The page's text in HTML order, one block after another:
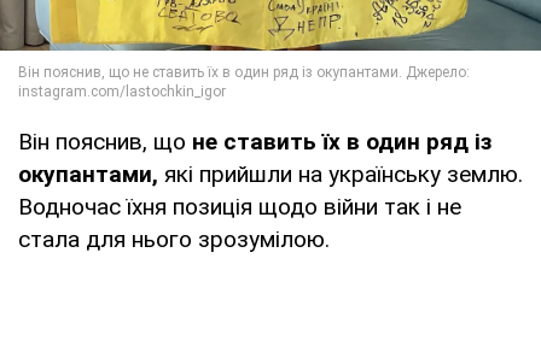
Він пояснив, що не ставить їх в один ряд із
окупантами, які прийшли на українську землю.
Водночас їхня позиція щодо війни так і не
стала для нього зрозумілою.